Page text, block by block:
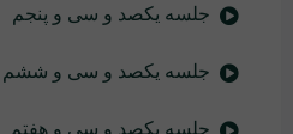
جلسه یکصد و سی و پنجم
جلسه یکصد و سی و ششم
جلسه یکصد و سی و هفتم